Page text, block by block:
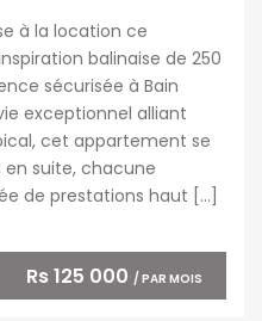
à la location ce
balinaise de 250
sécurisée à Bain
exceptionnel alliant
cet appartement se
suite, chacune
de prestations haut […]
Rs 125 000 / PAR MOIS